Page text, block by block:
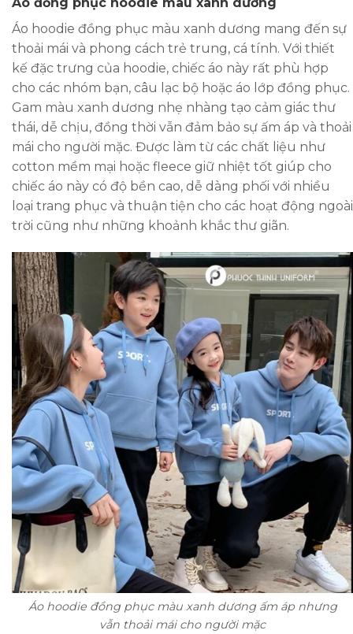
Áo đồng phục hoodie màu xanh dương
Áo hoodie đồng phục màu xanh dương mang đến sự
thoải mái và phong cách trẻ trung, cá tính. Với thiết
kế đặc trưng của hoodie, chiếc áo này rất phù hợp
cho các nhóm bạn, câu lạc bộ hoặc áo lớp đồng phục.
Gam màu xanh dương nhẹ nhàng tạo cảm giác thư
thái, dễ chịu, đồng thời vẫn đảm bảo sự ấm áp và thoải
mái cho người mặc. Được làm từ các chất liệu như
cotton mềm mại hoặc fleece giữ nhiệt tốt giúp cho
chiếc áo này có độ bền cao, dễ dàng phối với nhiều
loại trang phục và thuận tiện cho các hoạt động ngoài
trời cũng như những khoảnh khắc thư giãn.
Áo hoodie đồng phục màu xanh dương ấm áp nhưng
vẫn thoải mái cho người mặc